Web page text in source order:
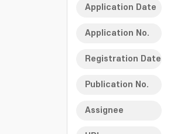
Application Date
Application No.
Registration Date
Publication No.
Assignee